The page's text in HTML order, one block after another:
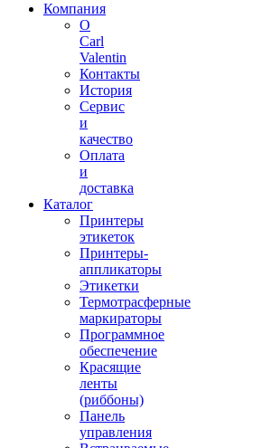
Компания
О
Carl
Valentin
Контакты
История
Сервис
и
качество
Оплата
и
доставка
Каталог
Принтеры
этикеток
Принтеры-
аппликаторы
Этикетки
Термотрасферные
маркираторы
Программное
обеспечение
Красящие
ленты
(риббоны)
Панель
управления